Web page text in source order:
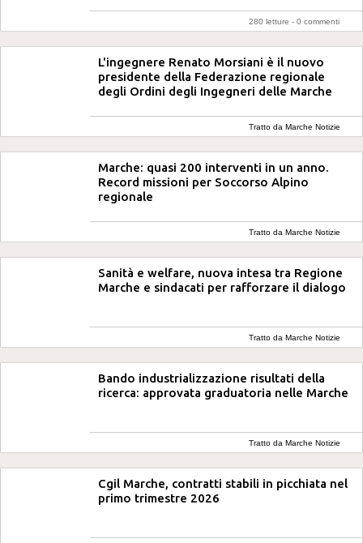
280 letture - 0 commenti
L'ingegnere Renato Morsiani è il nuovo
presidente della Federazione regionale
degli Ordini degli Ingegneri delle Marche
Tratto da Marche Notizie
Marche: quasi 200 interventi in un anno.
Record missioni per Soccorso Alpino
regionale
Tratto da Marche Notizie
Sanità e welfare, nuova intesa tra Regione
Marche e sindacati per rafforzare il dialogo
Tratto da Marche Notizie
Bando industrializzazione risultati della
ricerca: approvata graduatoria nelle Marche
Tratto da Marche Notizie
Cgil Marche, contratti stabili in picchiata nel
primo trimestre 2026